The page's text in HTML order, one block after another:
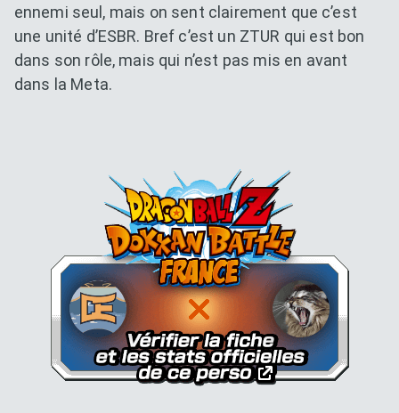
ennemi seul, mais on sent clairement que c’est
une unité d’ESBR. Bref c’est un ZTUR qui est bon
dans son rôle, mais qui n’est pas mis en avant
dans la Meta.
Dokkan Essentials x Dragon